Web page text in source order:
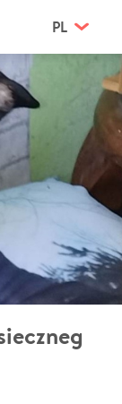
PL